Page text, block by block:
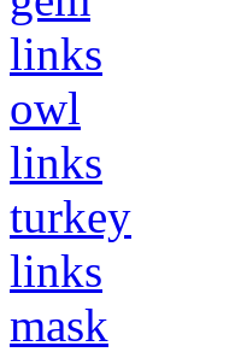
links
owl
links
turkey
links
mask